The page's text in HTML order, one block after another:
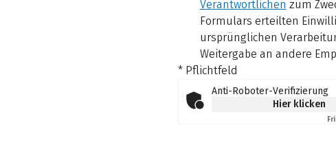
Verantwortlichen zum
Formulars erteilten
ursprünglichen
Weitergabe an andere
* Pflichtfeld
Anti-Roboter-Verifizierung
Hier klicken